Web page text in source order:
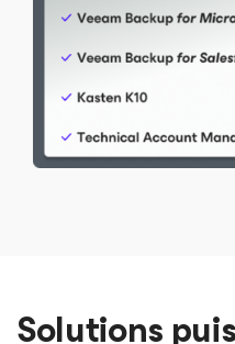
Solutions